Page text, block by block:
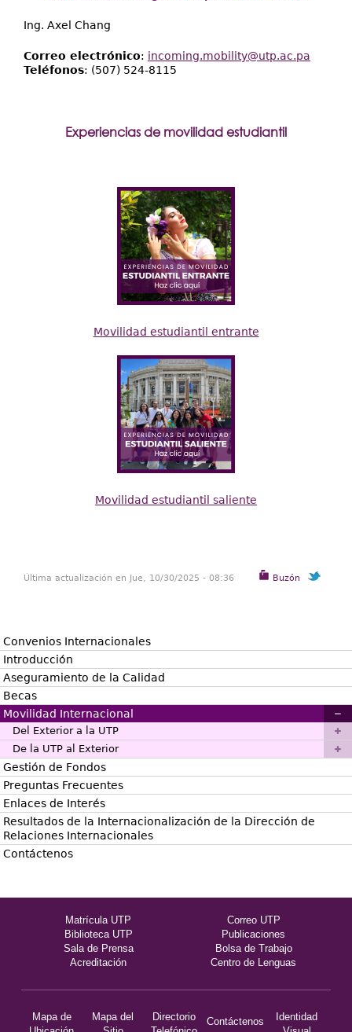
Ing. Axel Chang
Correo electrónico: incoming.mobility@utp.ac.pa
Teléfonos: (507) 524-8115
Experiencias de movilidad estudiantil
Movilidad estudiantil entrante
Movilidad estudiantil saliente
Buzón
Última actualización en Jue, 10/30/2025 - 08:36
Convenios Internacionales
Introducción
Aseguramiento de la Calidad
Becas
Movilidad Internacional
Del Exterior a la UTP
De la UTP al Exterior
Gestión de Fondos
Preguntas Frecuentes
Enlaces de Interés
Resultados de la Internacionalización de la Dirección de
Relaciones Internacionales
Contáctenos
Matrícula UTP
Correo UTP
Biblioteca UTP
Publicaciones
Sala de Prensa
Bolsa de Trabajo
Acreditación
Centro de Lenguas
Mapa de
Mapa del
Directorio
Contáctenos
Identidad